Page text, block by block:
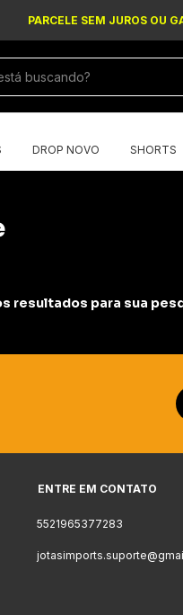
PARCELE SEM JUROS OU
DROP NOVO SHORTS
resultados para sua
ENTRE EM CONTATO
5521965377283